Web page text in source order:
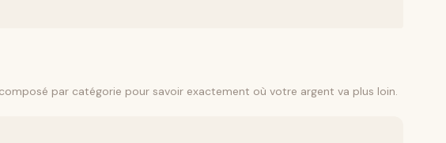
par catégorie pour savoir exactement où votre argent va plus loin.